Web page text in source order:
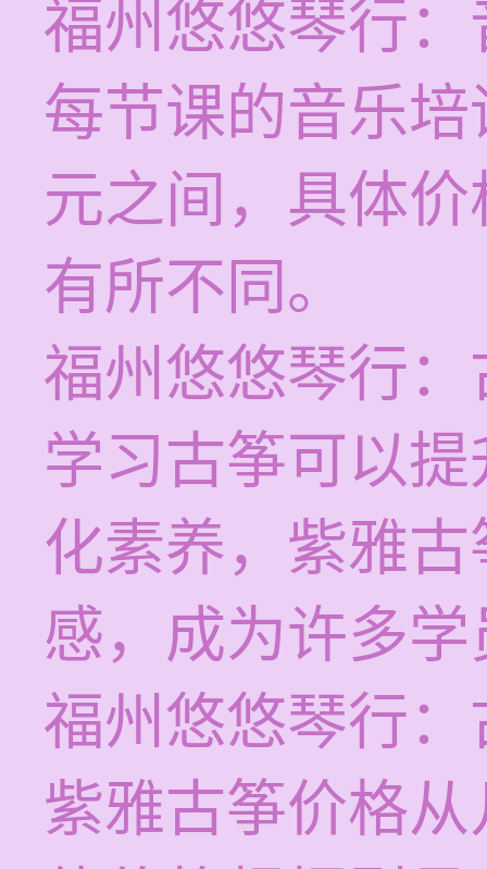
福州悠悠琴行
每节课的音乐
元之间，具体
有所不同。
福州悠悠琴行
学习古筝可以
化素养，紫雅
感，成为许多
福州悠悠琴行
紫雅古筝价格